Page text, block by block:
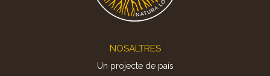
NOSALTRES
Un projecte de país